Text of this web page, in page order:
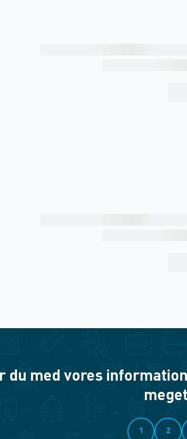
du med vores
1 2